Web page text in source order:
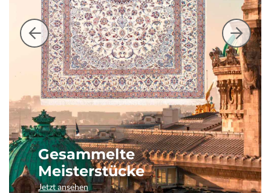
Gesammelte
Meisterstücke
Jetzt ansehen